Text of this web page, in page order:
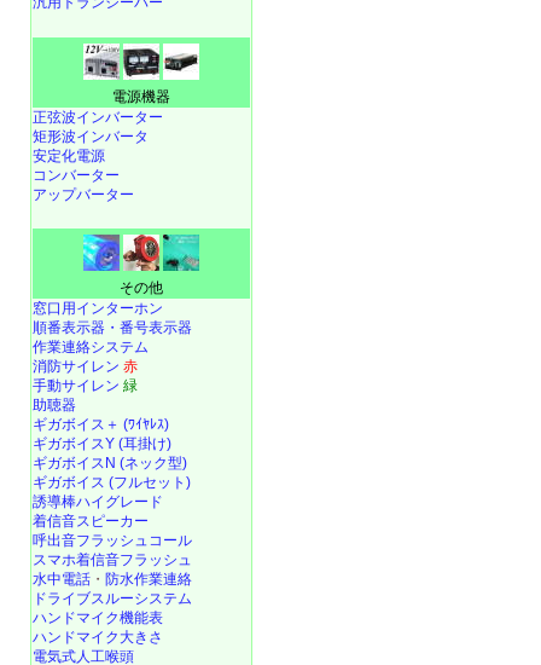
電源機器
正弦波インバーター
矩形波インバータ
安定化電源
コンバーター
アップバーター
その他
窓口用インターホン
順番表示器・番号表示器
作業連絡システム
消防サイレン 赤
手動サイレン 緑
助聴器
ギガボイス＋ (ﾜｲﾔﾚｽ)
ギガボイスY (耳掛け)
ギガボイスN (ネック型)
ギガボイス (フルセット)
誘導棒ハイグレード
着信音スピーカー
呼出音フラッシュコール
スマホ着信音フラッシュ
水中電話 ・ 防水作業連絡
ドライブスルーシステム
ハンドマイク機能表
ハンドマイク大きさ
電気式人工喉頭